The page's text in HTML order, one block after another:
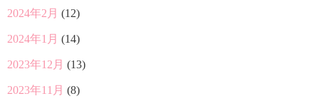
2024年2月 (12)
2024年1月 (14)
2023年12月 (13)
2023年11月 (8)